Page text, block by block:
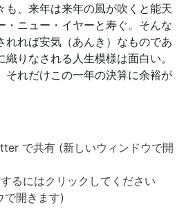
も、来年は来年の風が吹くと能天
・ニュー・イヤーと寿ぐ。そんな
れれば安気（あんき）なものであ
りなされる人生模様は面白い。
それだけこの一年の決算に余裕が
で共有 (新しいウィンドウで開
るにはクリックしてください
で開きます)